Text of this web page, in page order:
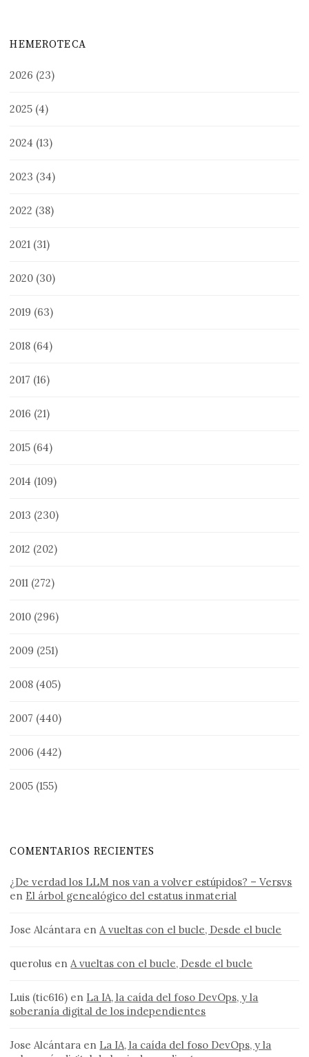
HEMEROTECA
2026 (23)
2025 (4)
2024 (13)
2023 (34)
2022 (38)
2021 (31)
2020 (30)
2019 (63)
2018 (64)
2017 (16)
2016 (21)
2015 (64)
2014 (109)
2013 (230)
2012 (202)
2011 (272)
2010 (296)
2009 (251)
2008 (405)
2007 (440)
2006 (442)
2005 (155)
COMENTARIOS RECIENTES
¿De verdad los LLM nos van a volver estúpidos? – Versvs
en El árbol genealógico del estatus inmaterial
Jose Alcántara enA vueltas con el bucle, Desde el bucle
querolus enA vueltas con el bucle, Desde el bucle
Luis (tic616) en La IA, la caída del foso DevOps, y la
soberanía digital de los independientes
Jose Alcántara en La IA, la caída del foso DevOps, y la